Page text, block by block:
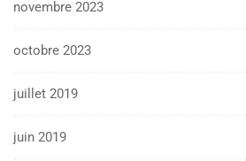
novembre 2023
octobre 2023
juillet 2019
juin 2019